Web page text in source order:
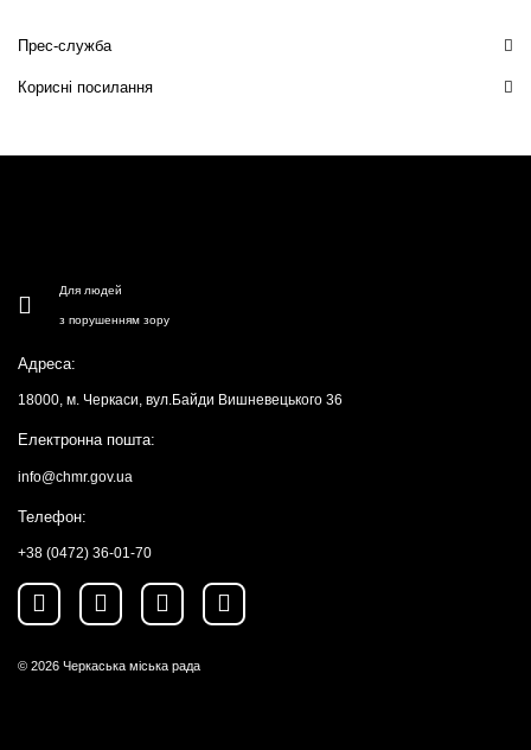
Прес-служба
Корисні посилання
Для людей
з порушенням зору
Адреса:
18000, м. Черкаси, вул.Байди Вишневецького 36
Електронна пошта:
info@chmr.gov.ua
Телефон:
+38 (0472) 36-01-70
© 2026 Черкаська міська рада